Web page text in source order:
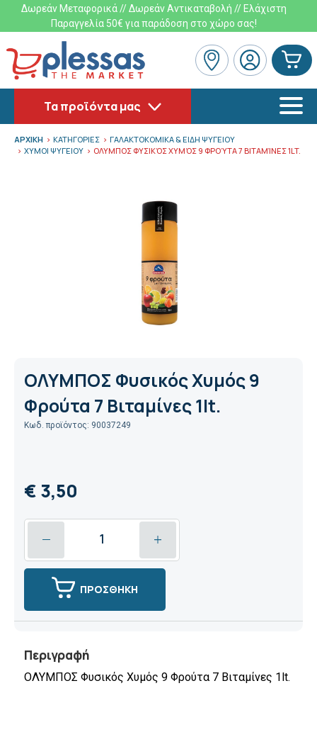
Δωρεάν Μεταφορικά // Δωρεάν Αντικαταβολή // Ελάχιστη
Παραγγελία 50€ για παράδοση στο χώρο σας!
Τα προϊόντα μας
ΑΡΧΙΚΗ ΚΑΤΗΓΟΡΙΕΣ
ΓΑΛΑΚΤΟΚΟΜΙΚΑ & ΕΙΔΗ ΨΥΓΕΙΟΥ
ΧΥΜΟΙ ΨΥΓΕΙΟΥ
ΟΛΥΜΠΟΣ ΦΥΣΙΚΌΣ ΧΥΜΌΣ 9 ΦΡΟΎΤΑ 7 ΒΙΤΑΜΊΝΕΣ 1LT.
ΟΛΥΜΠΟΣ Φυσικός Χυμός 9
Φρούτα 7 Βιταμίνες 1lt.
Κωδ. προϊόντος: 90037249
€ 3,50
ΠΡΟΣΘΗΚΗ
Περιγραφή
ΟΛΥΜΠΟΣ Φυσικός Χυμός 9 Φρούτα 7 Βιταμίνες 1lt.